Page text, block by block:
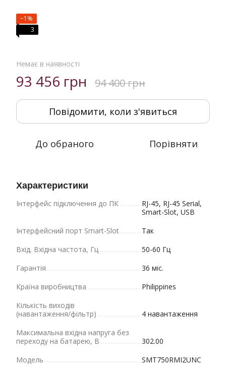
−1%
3
Немає в наявності
93 456 грн 94 400 грн
Повідомити, коли з'явиться
До обраного Порівняти
Характеристики
Інтерфейс підключення до ПК
RJ-45, RJ-45 Serial,
Smart-Slot, USB
Інтерфейсний порт Smart-Slot
Так
Вхід. Вхідна частота, Гц
50-60 Гц
Гарантія
36 міс.
Країна виробництва
Philippines
Кількість виходів
(навантаження/фільтр)
4 навантаження
Максимальна вхідна напруга без
переходу на батарею, В
302.00
Модель
SMT750RMI2UNC